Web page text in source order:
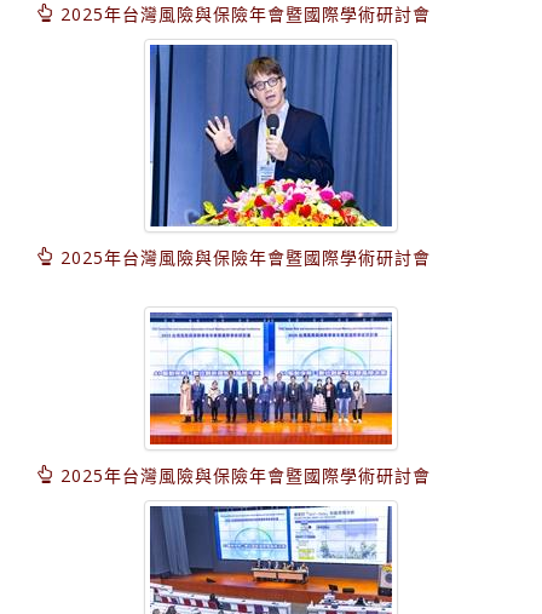
2025年台灣風險與保險年會暨國際學術研討會
2025年台灣風險與保險年會暨國際學術研討會
2025年台灣風險與保險年會暨國際學術研討會